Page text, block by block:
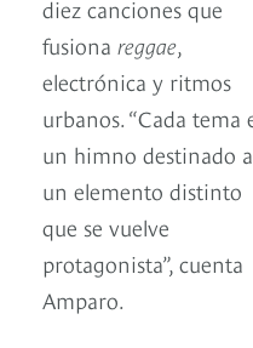
diez canciones que
fusiona reggae,
electrónica y ritmos
urbanos. “Cada tema
un himno destinado a
un elemento distinto
que se vuelve
protagonista”, cuenta
Amparo.